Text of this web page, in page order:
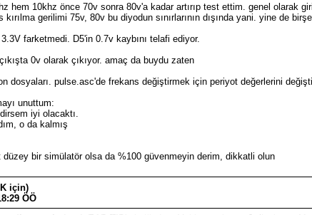
hem 10khz önce 70v sonra 80v'a kadar artırıp test ettim. genel olarak
gerilimi 75v, 80v bu diyodun sınırlarının dışında yani. yine de
farketmedi. D5'in 0.7v kaybını telafi ediyor.
0v olarak çıkıyor. amaç da buydu zaten
pulse.asc'de frekans değiştirmek için periyot değerlerini
unuttum:
iyi olacaktı.
o da kalmış
düzey bir simülatör olsa da %100 güvenmeyin derim, dikkatli olun
için)
ÖÖ